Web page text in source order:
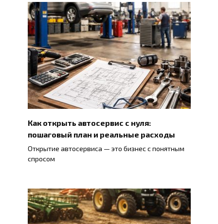
Как открыть автосервис с нуля:
пошаговый план и реальные расходы
Открытие автосервиса — это бизнес с понятным
спросом